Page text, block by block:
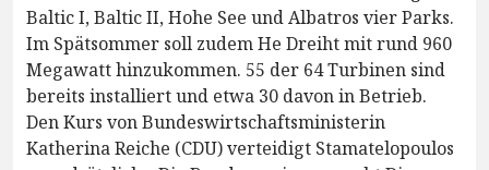
Baltic I, Baltic II, Hohe See und Albatros vier Parks.
Im Spätsommer soll zudem He Dreiht mit rund 960
Megawatt hinzukommen. 55 der 64 Turbinen sind
bereits installiert und etwa 30 davon in Betrieb.
Den Kurs von Bundeswirtschaftsministerin
Katherina Reiche (CDU) verteidigt Stamatelopoulos